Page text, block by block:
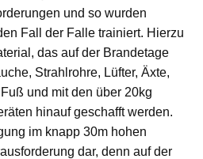
und so wurden
Fall der Falle trainiert. Hierzu
das auf der Brandetage
Strahlrohre, Lüfter, Äxte,
und mit den über 20kg
hinauf geschafft werden.
im knapp 30m hohen
dar, denn auf der